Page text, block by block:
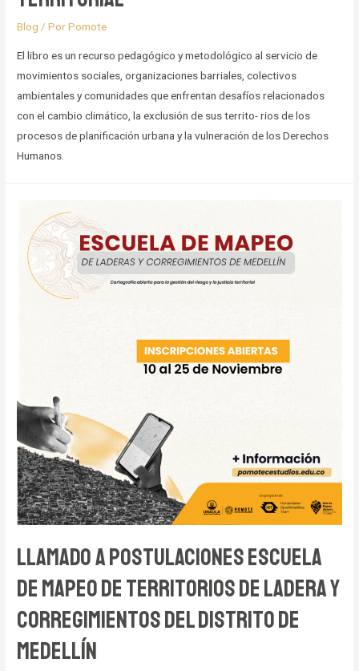
Blog / PorPomote
El libro es un recurso pedagógico y metodológico al servicio de
movimientos sociales, organizaciones barriales, colectivos
ambientales y comunidades que enfrentan desafíos relacionados
con el cambio climático, la exclusión de sus territo- rios de los
procesos de planificación urbana y la vulneración de los Derechos
Humanos.
LLamado a postulaciones escuela
de mapeo de territorios de ladera y
corregimientos del distrito de
Medellín